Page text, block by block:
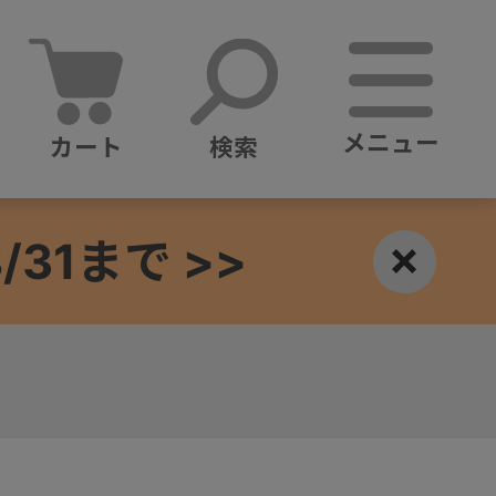
カート 検索 メニュー
31まで >>